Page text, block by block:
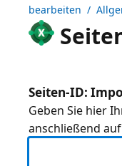
bearbeiten /
Seiten-ID:
Geben Sie hier
anschließend auf